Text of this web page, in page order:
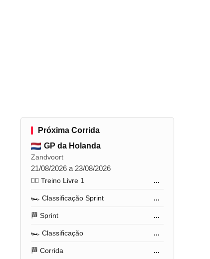
Próxima Corrida
GP da Holanda
Zandvoort
21/08/2026 a 23/08/2026
🏋️‍♂️ Treino Livre 1 ...
🏎️ Classificação Sprint ...
🏁 Sprint ...
🏎️ Classificação ...
🏁 Corrida ...